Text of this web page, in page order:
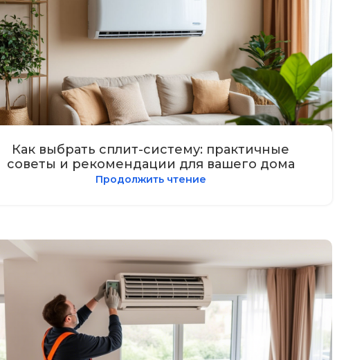
Как выбрать сплит-систему: практичные
советы и рекомендации для вашего дома
Продолжить чтение